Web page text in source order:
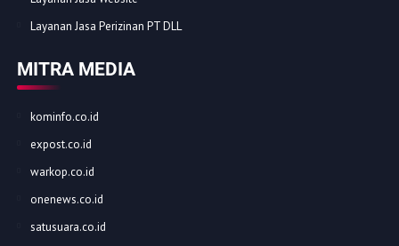
Layanan Jasa Perizinan PT DLL
MITRA MEDIA
kominfo.co.id
expost.co.id
warkop.co.id
onenews.co.id
satusuara.co.id